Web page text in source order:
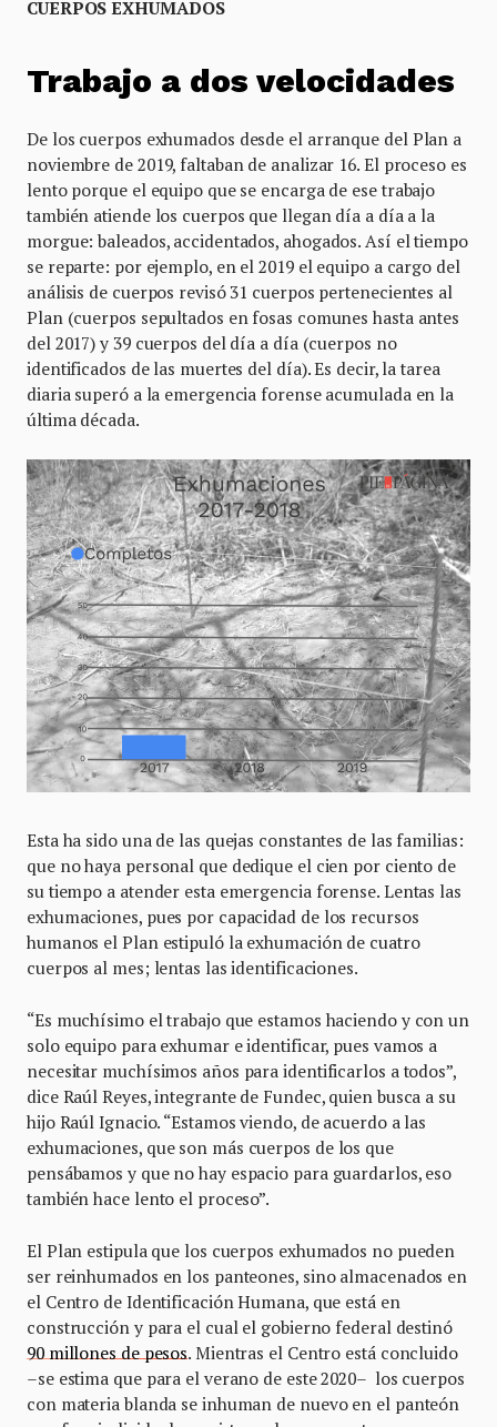
CUERPOS EXHUMADOS
Trabajo a dos velocidades
De los cuerpos exhumados desde el arranque del Plan a
noviembre de 2019, faltaban de analizar 16. El proceso es
lento porque el equipo que se encarga de ese trabajo
también atiende los cuerpos que llegan día a día a la
morgue: baleados, accidentados, ahogados. Así el tiempo
se reparte: por ejemplo, en el 2019 el equipo a cargo del
análisis de cuerpos revisó 31 cuerpos pertenecientes al
Plan (cuerpos sepultados en fosas comunes hasta antes
del 2017) y 39 cuerpos del día a día (cuerpos no
identificados de las muertes del día). Es decir, la tarea
diaria superó a la emergencia forense acumulada en la
última década.
Esta ha sido una de las quejas constantes de las familias:
que no haya personal que dedique el cien por ciento de
su tiempo a atender esta emergencia forense. Lentas las
exhumaciones, pues por capacidad de los recursos
humanos el Plan estipuló la exhumación de cuatro
cuerpos al mes; lentas las identificaciones.
“Es muchísimo el trabajo que estamos haciendo y con un
solo equipo para exhumar e identificar, pues vamos a
necesitar muchísimos años para identificarlos a todos”,
dice Raúl Reyes, integrante de Fundec, quien busca a su
hijo Raúl Ignacio. “Estamos viendo, de acuerdo a las
exhumaciones, que son más cuerpos de los que
pensábamos y que no hay espacio para guardarlos, eso
también hace lento el proceso”.
El Plan estipula que los cuerpos exhumados no pueden
ser reinhumados en los panteones, sino almacenados en
el Centro de Identificación Humana, que está en
construcción y para el cual el gobierno federal destinó
90 millones de pesos. Mientras el Centro está concluido
–se estima que para el verano de este 2020– los cuerpos
con materia blanda se inhuman de nuevo en el panteón